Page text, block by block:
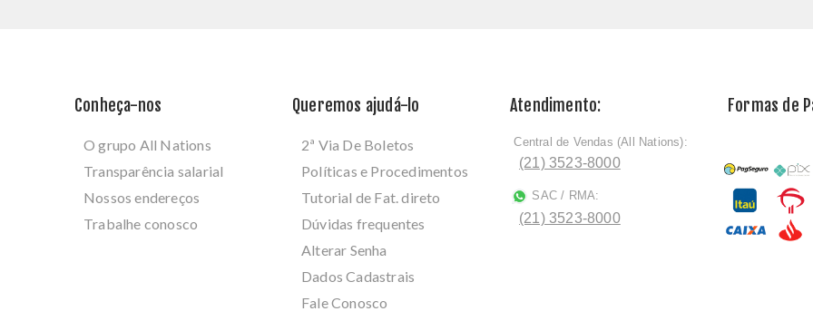
Conheça-nos
O grupo All Nations
Transparência salarial
Nossos endereços
Trabalhe conosco
Queremos ajudá-lo
2ª Via De Boletos
Políticas e Procedimentos
Tutorial de Fat. direto
Dúvidas frequentes
Alterar Senha
Dados Cadastrais
Fale Conosco
Atendimento:
ﾠCentral de Vendas (All Nations):
(21) 3523-8000
SAC / RMA:
(21) 3523-8000
Formas de